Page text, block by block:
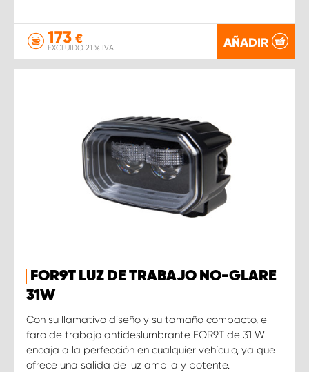
173 €
EXCLUIDO 21 % IVA AÑADIR
FOR9T LUZ DE TRABAJO NO-GLARE
31W
Con su llamativo diseño y su tamaño compacto, el
faro de trabajo antideslumbrante FOR9T de 31 W
encaja a la perfección en cualquier vehículo, ya que
ofrece una salida de luz amplia y potente.